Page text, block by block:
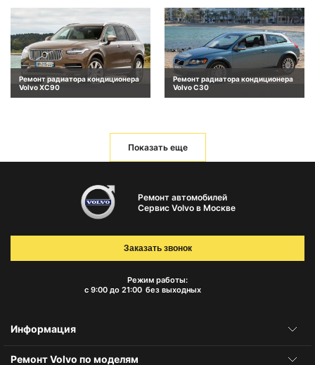
Ремонт радиатора кондиционера
Volvo XC90
Ремонт радиатора кондиционера
Volvo C30
Показать еще
Ремонт автомобилей
Сервис Volvo в Москве
Режим работы:
с 9:00 до 21:00 без выходных
Заказать звонок
Информация
Ремонт Volvo по моделям